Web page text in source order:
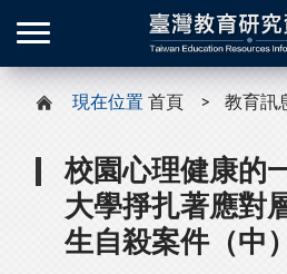
現在位置 首頁 教育訊
校園心理健康的
大學掙扎著應對
生自殺案件（中）